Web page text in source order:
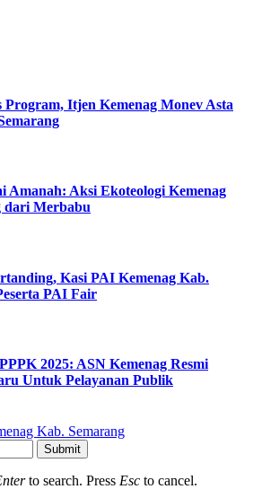
Itjen Kemenag Monev Asta
Amanah: Aksi Ekoteologi Kemenag
dari Merbabu
Kasi PAI Kemenag Kab.
PAI Fair
2025: ASN Kemenag Resmi
Untuk Pelayanan Publik
Kab. Semarang
Submit
to search. Press Esc to cancel.